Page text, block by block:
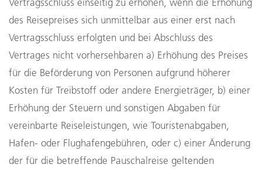
des Reisepreises sich unmittelbar aus einer erst nach
Vertragsschluss erfolgten und bei Abschluss des
Vertrages nicht vorhersehbaren a) Erhöhung des Preises
für die Beförderung von Personen aufgrund höherer
Kosten für Treibstoff oder andere Energieträger, b) einer
Erhöhung der Steuern und sonstigen Abgaben für
vereinbarte Reiseleistungen, wie Touristenabgaben,
Hafen- oder Flughafengebühren, oder c) einer Änderung
der für die betreffende Pauschalreise geltenden